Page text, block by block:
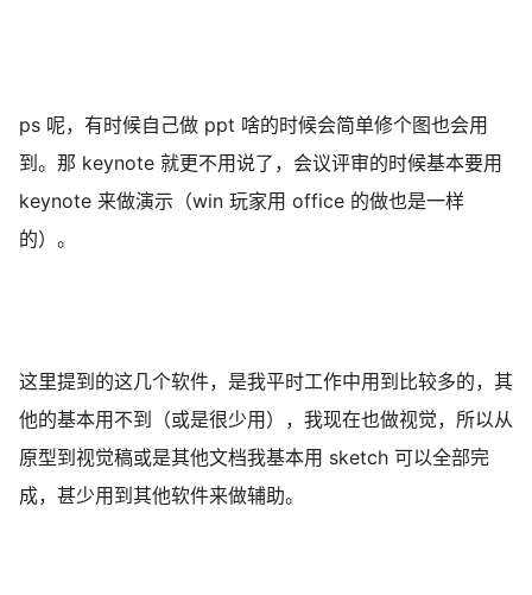
ps 呢，有时候自己做 ppt 啥的时候会简单修个图也会用
到。那 keynote 就更不用说了，会议评审的时候基本要用
keynote 来做演示（win 玩家用 office 的做也是一样
的）。
这里提到的这几个软件，是我平时工作中用到比较多的，其
他的基本用不到（或是很少用），我现在也做视觉，所以从
原型到视觉稿或是其他文档我基本用 sketch 可以全部完
成，甚少用到其他软件来做辅助。